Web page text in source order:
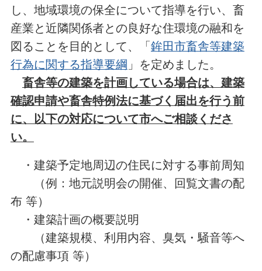
し、地域環境の保全について指導を行い、畜
産業と近隣関係者との良好な住環境の融和を
図ることを目的として、「 鉾田市畜舎等建築
行為に関する指導要綱 」を定めました。
畜舎等の建築を計画している場合は、建築
確認申請や畜舎特例法に基づく届出を行う前
に、以下の対応について市へご相談くださ
い。
・建築予定地周辺の住民に対する事前周知
（例：地元説明会の開催、回覧文書の配
布 等）
・建築計画の概要説明
（建築規模、利用内容、臭気・騒音等へ
の配慮事項 等）